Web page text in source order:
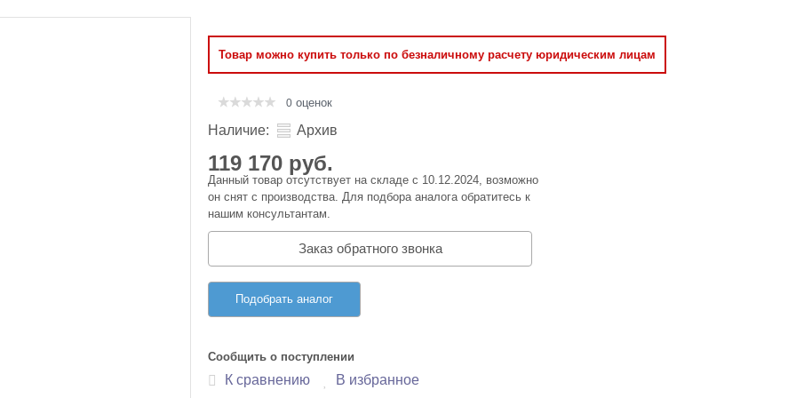
Товар можно купить только по безналичному расчету юридическим лицам
0 оценок
Наличие: Архив
119 170 руб.
Данный товар отсутствует на складе с 10.12.2024, возможно
он снят с производства. Для подбора аналога обратитесь к
нашим консультантам.
Заказ обратного звонка
Подобрать аналог
Сообщить о поступлении
К сравнению В избранное
память